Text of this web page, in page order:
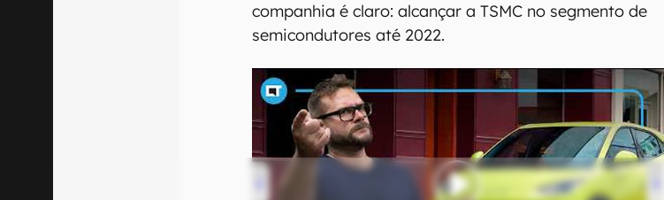
companhia é claro: alcançar a TSMC no segmento de
semicondutores até 2022.